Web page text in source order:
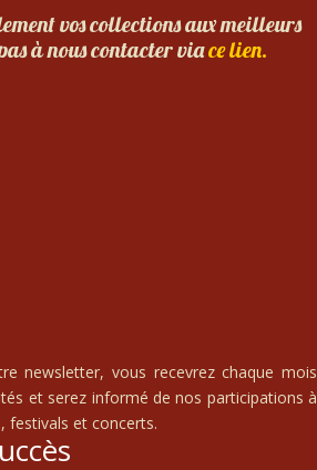
vos collections aux meilleurs
à nous contacter viace lien.
newsletter, vous recevrez chaque mois
et serez informé de nos participations à
festivals et concerts.